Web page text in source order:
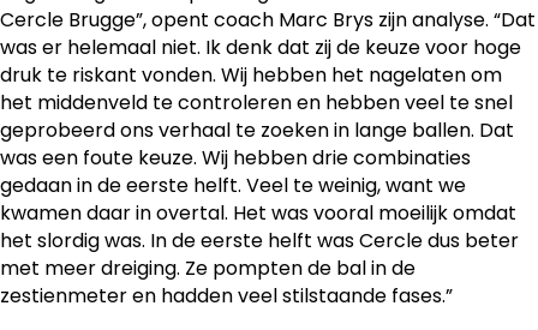
Cercle Brugge”, opent coach Marc Brys zijn analyse. “Dat
was er helemaal niet. Ik denk dat zij de keuze voor hoge
druk te riskant vonden. Wij hebben het nagelaten om
het middenveld te controleren en hebben veel te snel
geprobeerd ons verhaal te zoeken in lange ballen. Dat
was een foute keuze. Wij hebben drie combinaties
gedaan in de eerste helft. Veel te weinig, want we
kwamen daar in overtal. Het was vooral moeilijk omdat
het slordig was. In de eerste helft was Cercle dus beter
met meer dreiging. Ze pompten de bal in de
zestienmeter en hadden veel stilstaande fases.”